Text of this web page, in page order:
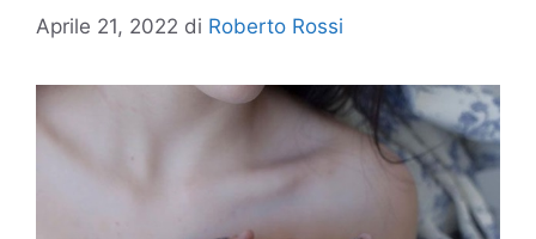
Aprile 21, 2022 di Roberto Rossi